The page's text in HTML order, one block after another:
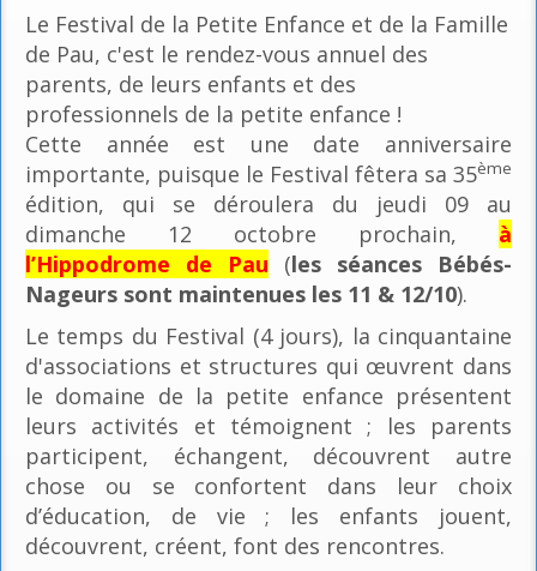
Le Festival de la Petite Enfance et de la Famille
de Pau, c'est le rendez-vous annuel des
parents, de leurs enfants et des
professionnels de la petite enfance !
Cette année est une date anniversaire
importante, puisque le Festival fêtera sa 35ème
édition, qui se déroulera du jeudi 09 au
dimanche 12 octobre prochain, à
l’Hippodrome de Pau (les séances Bébés-
Nageurs sont maintenues les 11 & 12/10).
Le temps du Festival (4 jours), la cinquantaine
d'associations et structures qui œuvrent dans
le domaine de la petite enfance présentent
leurs activités et témoignent ; les parents
participent, échangent, découvrent autre
chose ou se confortent dans leur choix
d’éducation, de vie ; les enfants jouent,
découvrent, créent, font des rencontres.